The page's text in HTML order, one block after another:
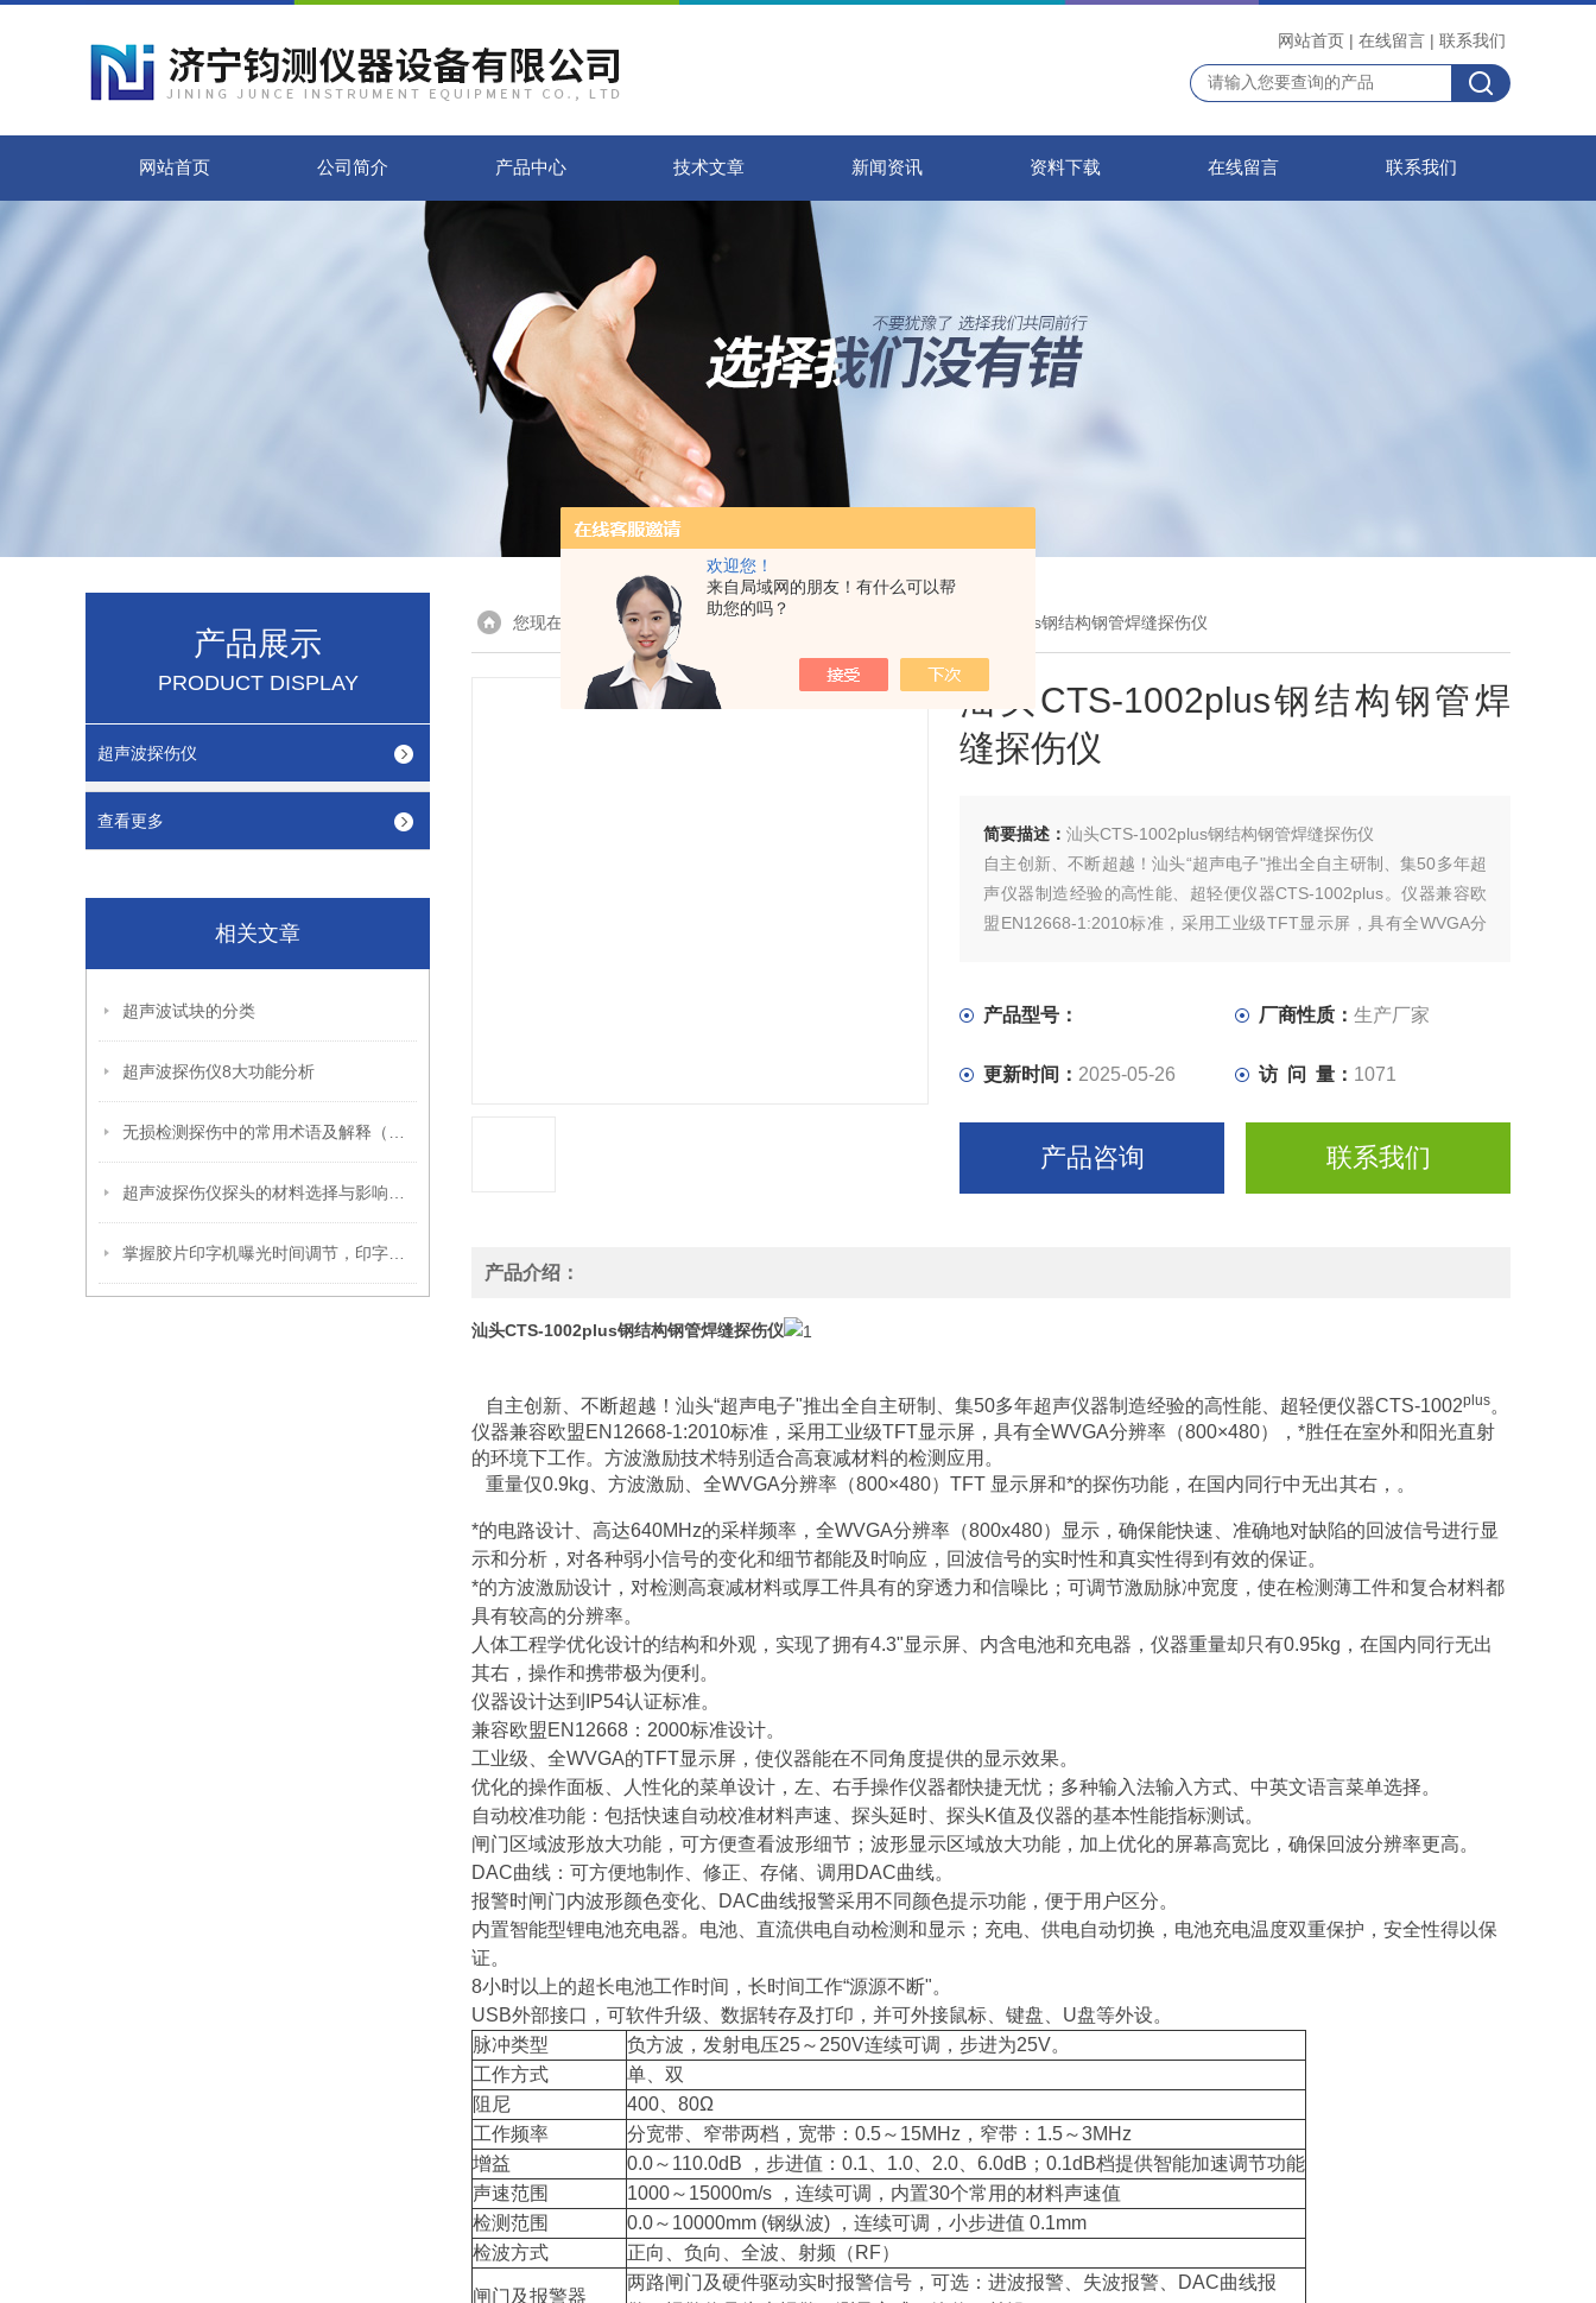
欢迎您！
来自局域网的朋友！有什么可以帮
助您的吗？
网站首页 | 在线留言 | 联系我们
网站首页 公司简介 产品中心 技术文章 新闻资讯 资料下载 在线留言 联系我们
产品展示
PRODUCT DISPLAY
超声波探伤仪
查看更多
相关文章
超声波试块的分类
超声波探伤仪8大功能分析
您现在的位置：首页> 产品展示 > > > 汕头CTS-1002plus钢结构钢管焊缝探伤仪
汕头CTS-1002plus钢结构钢管焊
缝探伤仪
简要描述：汕头CTS-1002plus钢结构钢管焊缝探伤仪
自主创新、不断超越！汕头“超声电子"推出全自主研制、集50多年超
声仪器制造经验的高性能、超轻便仪器CTS-1002plus。仪器兼容欧
盟EN12668-1:2010标准，采用工业级TFT显示屏，具有全WVGA分
产品型号： 厂商性质：生产厂家
更新时间： 2025-05-26 访 问 量： 1071
产品咨询 联系我们
产品介绍：
汕头CTS-1002plus钢结构钢管焊缝探伤仪
自主创新、不断超越！汕头“超声电子"推出全自主研制、集50多年超声仪器制造经验的高性能、超轻便仪器CTS-1002plus。
仪器兼容欧盟EN12668-1:2010标准，采用工业级TFT显示屏，具有全WVGA分辨率（800×480），*胜任在室外和阳光直射
的环境下工作。方波激励技术特别适合高衰减材料的检测应用。
重量仅0.9kg、方波激励、全WVGA分辨率（800×480）TFT 显示屏和*的探伤功能，在国内同行中无出其右，。
*的电路设计、高达640MHz的采样频率，全WVGA分辨率（800x480）显示，确保能快速、准确地对缺陷的回波信号进行显
示和分析，对各种弱小信号的变化和细节都能及时响应，回波信号的实时性和真实性得到有效的保证。
*的方波激励设计，对检测高衰减材料或厚工件具有的穿透力和信噪比；可调节激励脉冲宽度，使在检测薄工件和复合材料都
具有较高的分辨率。
人体工程学优化设计的结构和外观，实现了拥有4.3"显示屏、内含电池和充电器，仪器重量却只有0.95kg，在国内同行无出
其右，操作和携带极为便利。
仪器设计达到IP54认证标准。
兼容欧盟EN12668：2000标准设计。
工业级、全WVGA的TFT显示屏，使仪器能在不同角度提供的显示效果。
优化的操作面板、人性化的菜单设计，左、右手操作仪器都快捷无忧；多种输入法输入方式、中英文语言菜单选择。
自动校准功能：包括快速自动校准材料声速、探头延时、探头K值及仪器的基本性能指标测试。
闸门区域波形放大功能，可方便查看波形细节；波形显示区域放大功能，加上优化的屏幕高宽比，确保回波分辨率更高。
DAC曲线：可方便地制作、修正、存储、调用DAC曲线。
报警时闸门内波形颜色变化、DAC曲线报警采用不同颜色提示功能，便于用户区分。
内置智能型锂电池充电器。电池、直流供电自动检测和显示；充电、供电自动切换，电池充电温度双重保护，安全性得以保
证。
8小时以上的超长电池工作时间，长时间工作“源源不断"。
USB外部接口，可软件升级、数据转存及打印，并可外接鼠标、键盘、U盘等外设。
脉冲类型
负方波，发射电压25～250V连续可调，步进为25V。
工作方式
单、双
阻尼
400、80Ω
工作频率
分宽带、窄带两档，宽带：0.5～15MHz，窄带：1.5～3MHz
增益
0.0～110.0dB ，步进值：0.1、1.0、2.0、6.0dB；0.1dB档提供智能加速调节功能
声速范围
1000～15000m/s ，连续可调，内置30个常用的材料声速值
检测范围
0.0～10000mm (钢纵波) ，连续可调，小步进值 0.1mm
检波方式
正向、负向、全波、射频（RF）
闸门及报警器
两路闸门及硬件驱动实时报警信号，可选：进波报警、失波报警、DAC曲线报